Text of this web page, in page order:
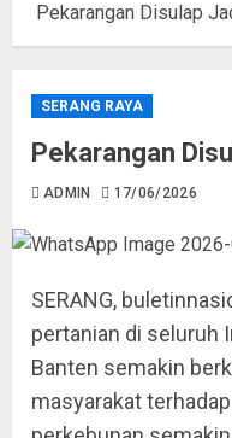
Pekarangan Disulap
SERANG RAYA
Pekarangan
ADMIN 17/06/2026
SERANG,
pertanian di seluruh
Banten semakin
masyarakat